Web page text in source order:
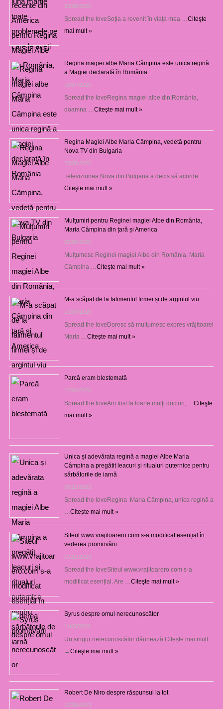
23/08/2025
Spread the loveSoţia a revenit în viaţa mea …Citeşte
mai mult »
Regina magiei albe Maria Câmpina este unica regină
a Magiei declarată în România
16/07/2025
Spread the loveRegina magiei albe din România,
doamna …Citeşte mai mult »
Regina Magiei Albe Maria Câmpina, vedetă pentru
Nova TV din Bulgaria
23/05/2025
Televiziunea Nova din Bulgaria a decis să acorde …
Citeşte mai mult »
Mulțumiri pentru Reginei magiei Albe din România,
Maria Câmpina din țară și America
22/05/2025
Mulţumesc Reginei magiei Albe din România, Maria
Câmpina …Citeşte mai mult »
M-a scăpat de la falimentul firmei și de argintul viu
13/03/2025
Spread the loveDoresc să mulţumesc expres vrăjitoarei
Maria …Citeşte mai mult »
Parcă eram blestemată
12/03/2025
Spread the loveAm fost la foarte mulţi doctori, …Citeşte
mai mult »
Unica și adevărata regină a magiei Albe Maria
Câmpina a pregătit leacuri și ritualuri puternice pentru
sărbătorile de iarnă
26/12/2023
Spread the loveRegina Maria Câmpina, unica regină a
…Citeşte mai mult »
Siteul www.vrajitoarero.com s-a modificat esențial în
vederea promovării
07/12/2023
Spread the loveSiteul www.vrajitoarero.com s-a
modificat esențial. Are …Citeşte mai mult »
Syrus despre omul nerecunoscător
11/09/2023
Un singur nerecunoscător dăunează Citește mai mult
→Citeşte mai mult »
Robert De Niro despre răspunsul la tot
10/09/2023